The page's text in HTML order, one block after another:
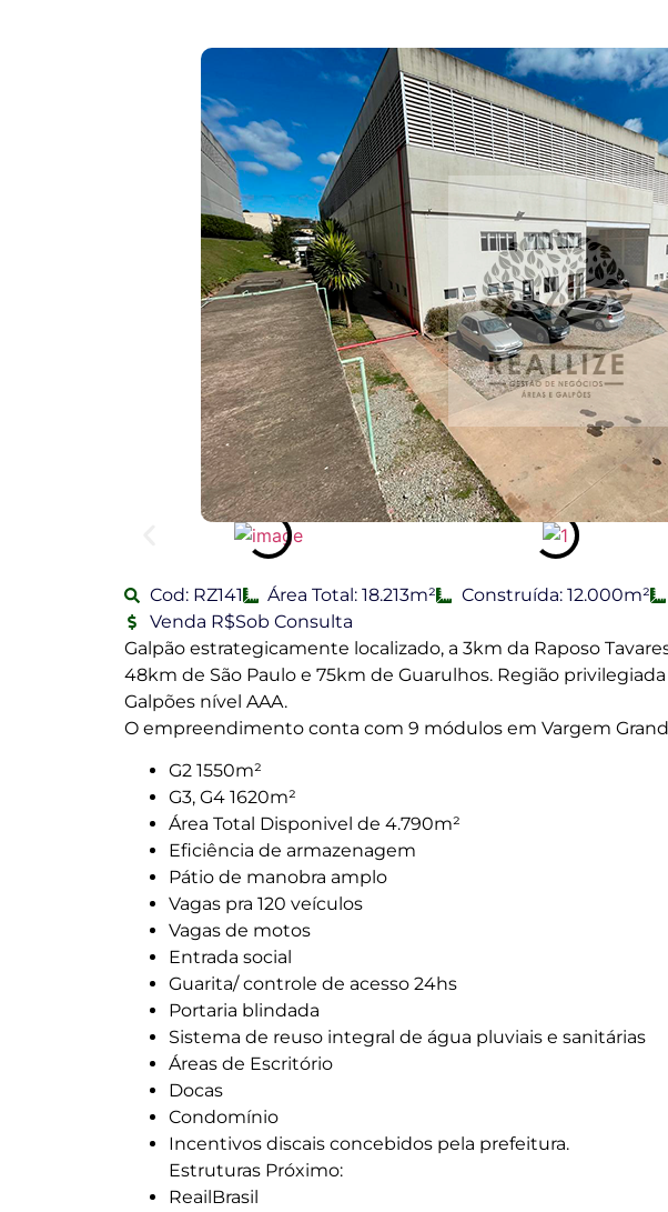
Cod: RZ141 Área Total: 18.213m² Construída: 12.000m²
Venda R$Sob Consulta
Galpão estrategicamente localizado, a 3km da Raposo
48km de São Paulo e 75km de Guarulhos. Região
Galpões nível AAA.
O empreendimento conta com 9 módulos em Vargem
G2 1550m²
G3, G4 1620m²
Área Total Disponivel de 4.790m²
Eficiência de armazenagem
Pátio de manobra amplo
Vagas pra 120 veículos
Vagas de motos
Entrada social
Guarita/ controle de acesso 24hs
Portaria blindada
Sistema de reuso integral de água pluviais e sanitárias
Áreas de Escritório
Docas
Condomínio
Incentivos discais concebidos pela prefeitura.
Estruturas Próximo:
ReailBrasil